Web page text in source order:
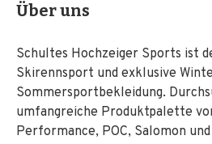
Über uns
Schultes Hochzeiger Sports ist
Skirennsport und exklusive
Sommersportbekleidung.
umfangreiche Produktpalette
Performance, POC, Salomon